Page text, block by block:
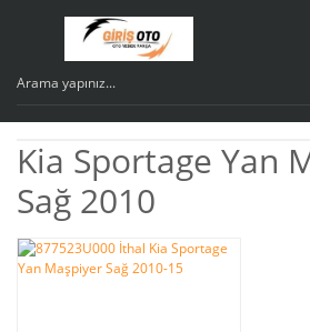
Kia Sportage Yan
Sağ 2010